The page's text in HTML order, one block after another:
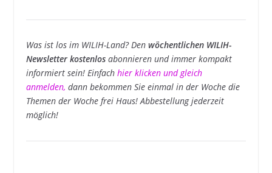
Was ist los im WILIH-Land? Den wöchentlichen WILIH-
Newsletter kostenlosabonnieren und immer kompakt
informiert sein! Einfach hier klicken und gleich
anmelden, dann bekommen Sie einmal in der Woche die
Themen der Woche frei Haus! Abbestellung jederzeit
möglich!